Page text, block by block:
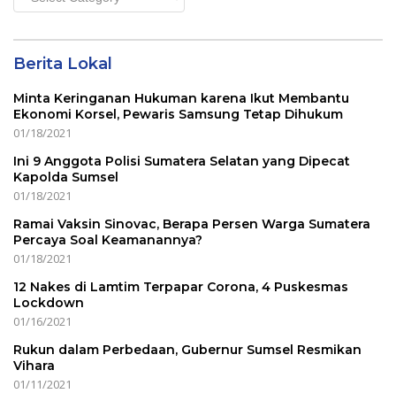
Menu
Berita Lokal
Minta Keringanan Hukuman karena Ikut Membantu
Ekonomi Korsel, Pewaris Samsung Tetap Dihukum
01/18/2021
Ini 9 Anggota Polisi Sumatera Selatan yang Dipecat
Kapolda Sumsel
01/18/2021
Ramai Vaksin Sinovac, Berapa Persen Warga Sumatera
Percaya Soal Keamanannya?
01/18/2021
12 Nakes di Lamtim Terpapar Corona, 4 Puskesmas
Lockdown
01/16/2021
Rukun dalam Perbedaan, Gubernur Sumsel Resmikan
Vihara
01/11/2021